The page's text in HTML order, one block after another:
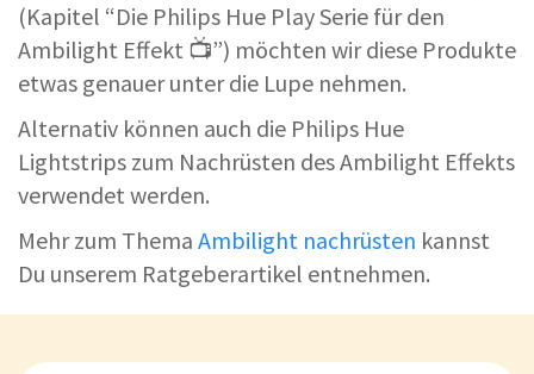
(Kapitel “Die Philips Hue Play Serie für den
Ambilight Effekt 📺”) möchten wir diese Produkte
etwas genauer unter die Lupe nehmen.
Alternativ können auch die Philips Hue
Lightstrips zum Nachrüsten des Ambilight Effekts
verwendet werden.
Mehr zum Thema Ambilight nachrüsten kannst
Du unserem Ratgeberartikel entnehmen.